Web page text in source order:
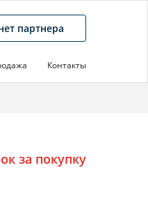
партнера
Контакты
за покупку